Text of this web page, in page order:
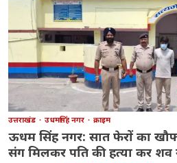
उत्तराखंड उधमसिंह नगर क्राइम
ऊधम सिंह नगर: सात फेरों का
संग मिलकर पति की हत्या कर